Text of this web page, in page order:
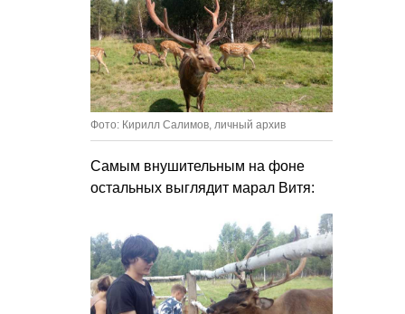
Фото: Кирилл Салимов, личный архив
Самым внушительным на фоне
остальных выглядит марал Витя: